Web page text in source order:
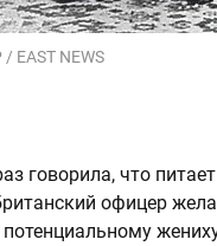
/ EAST NEWS
говорила, что
офицер